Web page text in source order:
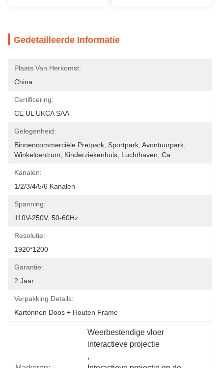
Gedetailleerde Informatie
Plaats Van Herkomst:
China
Certificering:
CE UL UKCA SAA
Gelegenheid:
Binnencommerciële Pretpark, Sportpark, Avontuurpark,
Winkelcentrum, Kinderziekenhuis, Luchthaven, Ca
Kanalen:
1/2/3/4/5/6 Kanalen
Spanning:
110V-250V, 50-60Hz
Resolutie:
1920*1200
Garantie:
2 Jaar
Verpakking Details:
Kartonnen Doos + Houten Frame
Weerbestendige vloer
interactieve projectie
,